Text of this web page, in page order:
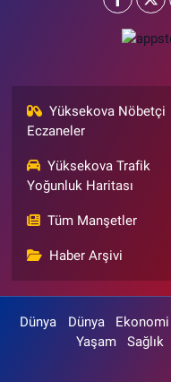
Yüksekova Nöbetçi
Eczaneler
Yüksekova Trafik
Yoğunluk Haritası
Tüm Manşetler
Haber Arşivi
Dünya Dünya Ekonomi
Yaşam
Sağlık